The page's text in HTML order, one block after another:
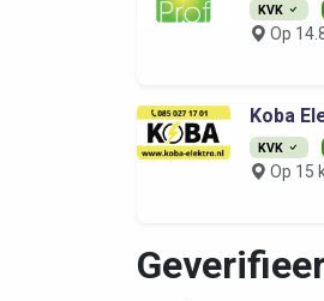
KVK
Op
Koba
KVK
Op 15